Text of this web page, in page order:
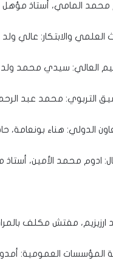
محمد المامي، أستاذ مؤهل
والابتكار: عالي ولد
العالي: سيدي محمد ولد
التربوي: محمد عبد
هناء بونعامة، حاصلة على ماستر 2
ادوم محمد الأمين، أستاذ
مفتش مكلف
المؤسسات العمومية: أمدو